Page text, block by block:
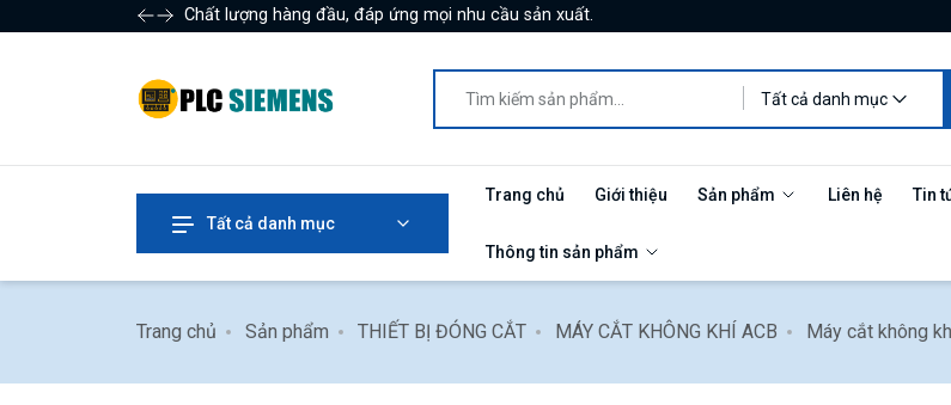
Chất lượng hàng đầu, đáp ứng mọi nhu cầu sản xuất.
Tất cả danh mục
Tất cả danh mục
Trang chủ Giới thiệu Sản phẩm Liên hệ Tin
Thông tin sản phẩm
Trang chủ Sản phẩm THIẾT BỊ ĐÓNG CẮT MÁY CẮT KHÔNG KHÍ ACB Máy cắt không